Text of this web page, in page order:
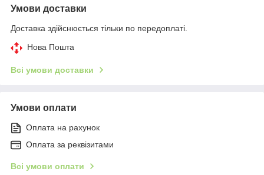
Умови доставки
Доставка здійснюється тільки по передоплаті.
Нова Пошта
Всі умови доставки
Умови оплати
Оплата на рахунок
Оплата за реквізитами
Всі умови оплати